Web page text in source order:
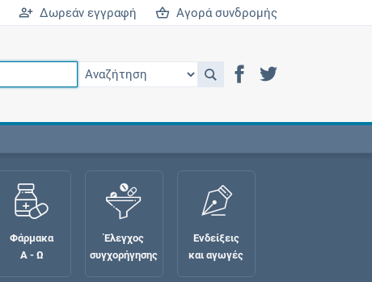
Δωρεάν εγγραφή Αγορά συνδρομής
Φάρμακα
Α - Ω
Έλεγχος
συγχορήγησης
Ενδείξεις
και αγωγές